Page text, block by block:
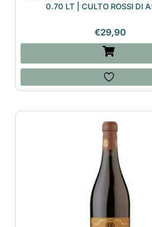
0.70 LT | CULTO ROSSI DI
€29,90